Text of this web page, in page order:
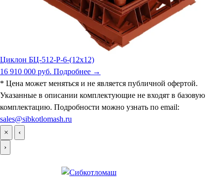
Циклон БЦ-512-Р-6-(12х12)
16 910 000 руб. Подробнее →
* Цена может меняться и не является публичной офертой.
Указанные в описании комплектующие не входят в базовую
комплектацию. Подробности можно узнать по email:
sales@sibkotlomash.ru
×
‹
›